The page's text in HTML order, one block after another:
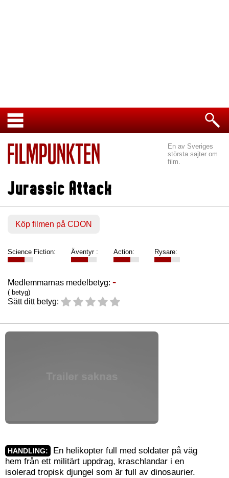
En av Sveriges
största sajter om
film.
Jurassic Attack
Köp filmen på CDON
Science Fiction: Äventyr : Action: Rysare:
Medlemmarnas medelbetyg: -
( betyg)
Sätt ditt betyg:
HANDLING:
En helikopter full med soldater på väg
hem från ett militärt uppdrag, kraschlandar i en
isolerad tropisk djungel som är full av dinosaurier.